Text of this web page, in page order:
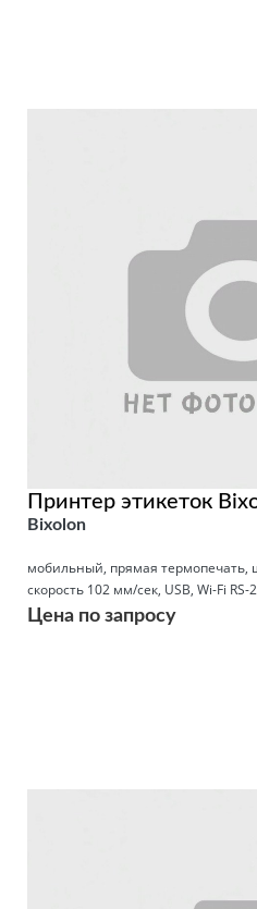
Принтер этикеток
Bixolon
мобильный, прямая термопечать,
скорость 102 мм/сек, USB, Wi-Fi RS-
Цена по запросу